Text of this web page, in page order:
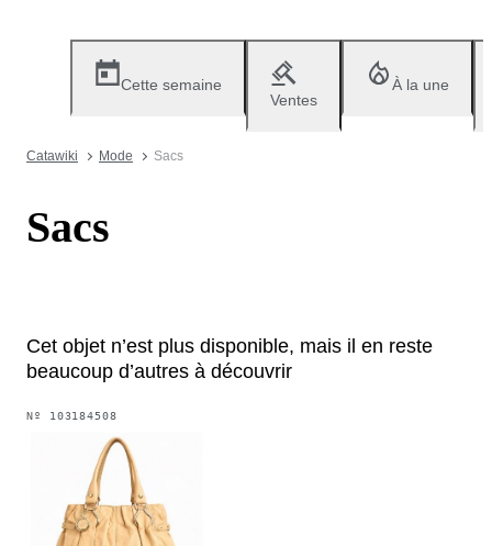
Cette semaine
Ventes
À la une
Catawiki Mode Sacs
Sacs
Cet objet n’est plus disponible, mais il en reste
beaucoup d’autres à découvrir
Nº 103184508